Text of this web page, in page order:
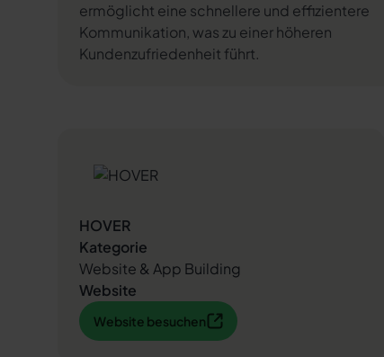
ermöglicht eine schnellere und effizientere
Kommunikation, was zu einer höheren
Kundenzufriedenheit führt.
HOVER
Kategorie
Website & App Building
Website
Website besuchen
Website besuchen